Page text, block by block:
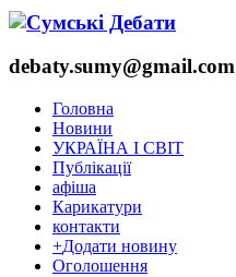
debaty.sumy@gmail.com
Головна
Новини
УКРАЇНА І СВІТ
Публікації
афіша
Карикатури
контакти
+Додати новину
Оголошення